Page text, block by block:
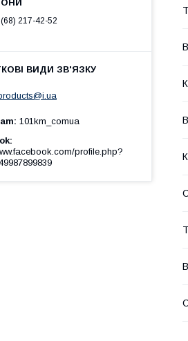
217-42-52
101km_comua
profile.php?